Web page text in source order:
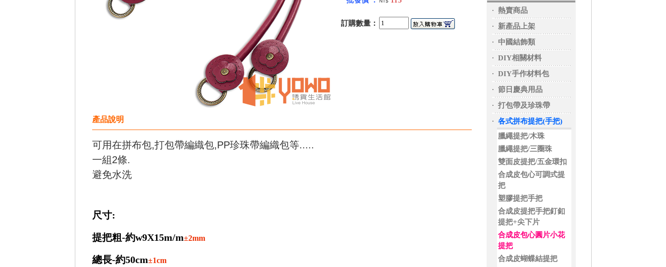
訂購數量：
產品說明
可用在拼布包,打包帶編織包,PP珍珠帶編織包等.....
一組2條.
避免水洗
尺寸:
提把粗-約w9X15m/m±2mm
總長-約50cm±1cm
‧ 熱賣商品
‧ 新產品上架
‧ 中國結飾類
‧ DIY相關材料
‧ DIY手作材料包
‧ 節日慶典用品
‧ 打包帶及珍珠帶
‧
各式拼布提把(手把)
臘繩提把/木珠
臘繩提把/三圈珠
雙面皮提把/五金環扣
合成皮包心可調式提
把
塑膠提把手把
合成皮提把手把釘釦
提把+尖下片
合成皮包心圓片小花
提把
合成皮蝴蝶結提把